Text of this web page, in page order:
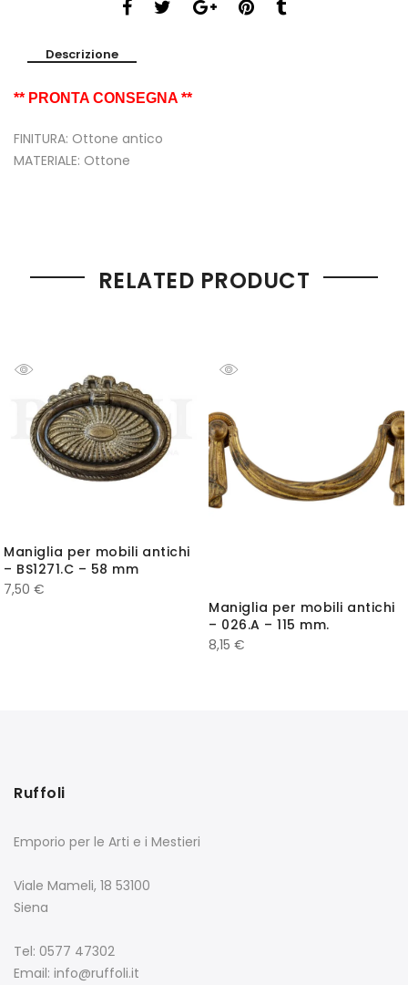
Descrizione
** PRONTA CONSEGNA **
FINITURA: Ottone antico
MATERIALE: Ottone
RELATED PRODUCT
Maniglia per mobili antichi
– BS1271.C – 58 mm
7,50 €
Maniglia per mobili antichi
– 026.A – 115 mm.
8,15 €
Ruffoli
Emporio per le Arti e i Mestieri
Viale Mameli, 18 53100
Siena
Tel: 0577 47302
Email: info@ruffoli.it